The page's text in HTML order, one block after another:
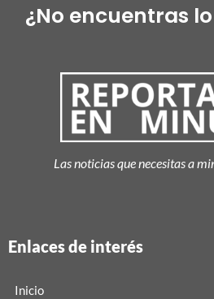
¿No encuentras
Las noticias que necesitas a
Enlaces de interés
Inicio